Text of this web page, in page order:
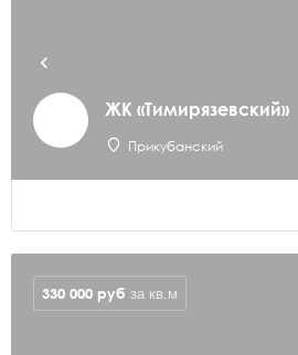
ЖК «Тимирязевский»
Прикубанский
330 000 руб за кв.м